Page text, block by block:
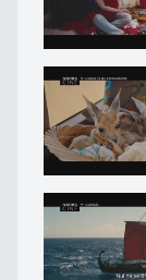
Les sorties
Les sorties